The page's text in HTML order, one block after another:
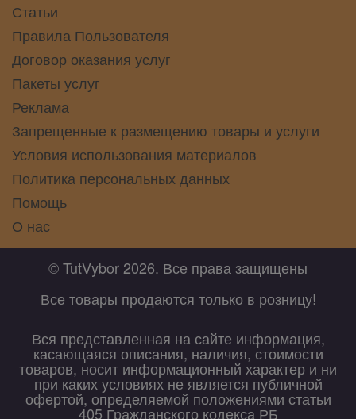
Статьи
Правила Пользователя
Договор оказания услуг
Пакеты услуг
Реклама
Запрещенные к размещению товары и услуги
Условия использования материалов
Политика персональных данных
Помощь
О нас
© TutVybor 2026. Все права защищены
Все товары продаются только в розницу!
Вся представленная на сайте информация,
касающаяся описания, наличия, стоимости
товаров, носит информационный характер и ни
при каких условиях не является публичной
офертой, определяемой положениями статьи
405 Гражданского кодекса РБ